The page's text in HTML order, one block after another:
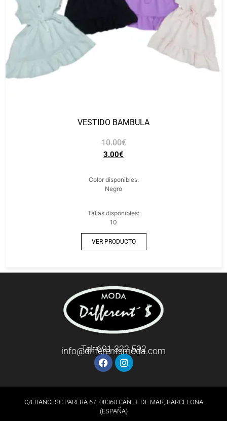
VESTIDO BAMBULA
10.00€
3.00€
Color disponibles:
Negro
Tallas disponibles:
10
VER PRODUCTO
Tel: 691 322 592
info@differentsmoda.com
C/FRANCESC PARERA 67, 08360 CANET DE MAR, BARCELONA
(ESPAÑA)